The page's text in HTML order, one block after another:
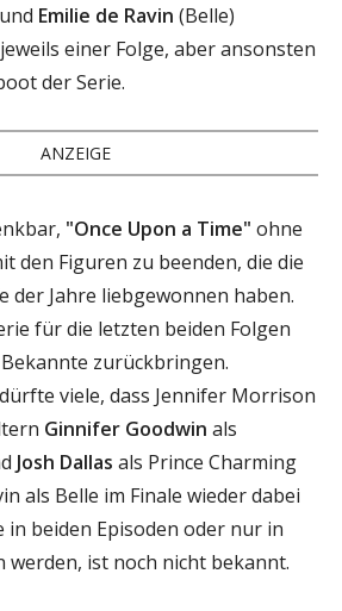
und Emilie de Ravin (Belle)
einer Folge, aber ansonsten
der Serie.
ANZEIGE
"Once Upon a Time" ohne
den Figuren zu beenden, die die
der Jahre liebgewonnen haben.
für die letzten beiden Folgen
zurückbringen.
viele, dass Jennifer Morrison
Ginnifer Goodwin als
Josh Dallas als Prince Charming
als Belle im Finale wieder dabei
in beiden Episoden oder nur in
werden, ist noch nicht bekannt.